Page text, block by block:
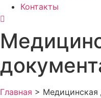
Контакты
Главная > Медицинская